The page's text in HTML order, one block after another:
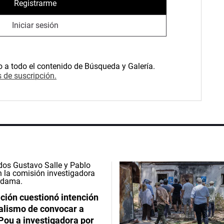
Registrarme
Iniciar sesión
todo el contenido de Búsqueda y Galería.
de suscripción.
cuestionó intención
de convocar a
a investigadora por